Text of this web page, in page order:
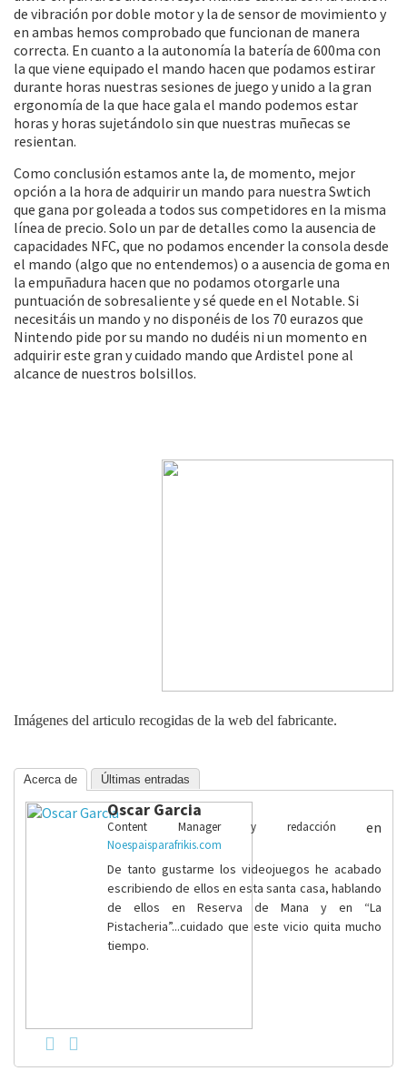
de vibración por doble motor y la de sensor de movimiento y
en ambas hemos comprobado que funcionan de manera
correcta. En cuanto a la autonomía la batería de 600ma con
la que viene equipado el mando hacen que podamos estirar
durante horas nuestras sesiones de juego y unido a la gran
ergonomía de la que hace gala el mando podemos estar
horas y horas sujetándolo sin que nuestras muñecas se
resientan.
Como conclusión estamos ante la, de momento, mejor
opción a la hora de adquirir un mando para nuestra Swtich
que gana por goleada a todos sus competidores en la misma
línea de precio. Solo un par de detalles como la ausencia de
capacidades NFC, que no podamos encender la consola desde
el mando (algo que no entendemos) o a ausencia de goma en
la empuñadura hacen que no podamos otorgarle una
puntuación de sobresaliente y sé quede en el Notable. Si
necesitáis un mando y no disponéis de los 70 eurazos que
Nintendo pide por su mando no dudéis ni un momento en
adquirir este gran y cuidado mando que Ardistel pone al
alcance de nuestros bolsillos.
Imágenes del articulo recogidas de la web del fabricante.
Acerca de Últimas entradas
Oscar Garcia
Content Manager y redacción en
Noespaisparafrikis.com
De tanto gustarme los videojuegos he acabado
escribiendo de ellos en esta santa casa, hablando
de ellos en Reserva de Mana y en “La
Pistacheria”...cuidado que este vicio quita mucho
tiempo.